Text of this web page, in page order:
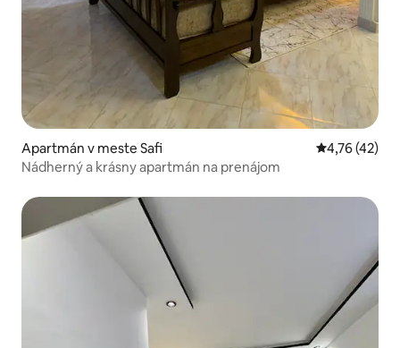
Apartmán v meste Safi Priemerné
4,76 (42)
Nádherný a krásny apartmán na prenájom